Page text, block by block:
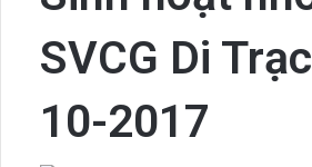
SVCG Di
10-2017